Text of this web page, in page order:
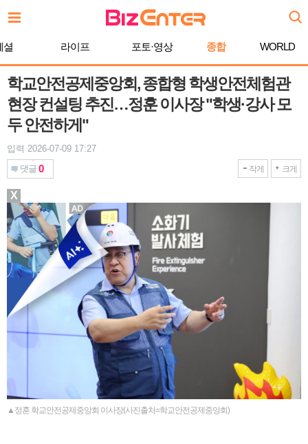
문
로셜 라이프 포토·영상 종합 WORLD
학교안전공제중앙회, 종합형 학생안전체험관
현장 컨설팅 추진…정훈 이사장 "학생·강사 모
두 안전하게"
입력 2026-07-09 17:27
댓글 0 작게 크게
▲정훈 학교안전공제중앙회 이사장(사진출처=학교안전공제중앙회)
X